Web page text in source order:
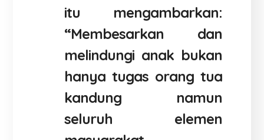
itu mengambarkan:
“Membesarkan dan
melindungi anak bukan
hanya tugas orang tua
kandung namun
seluruh elemen